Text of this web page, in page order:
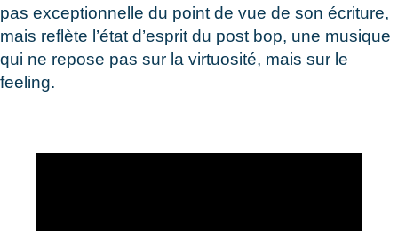
pas exceptionnelle du point de vue de son écriture,
mais reflète l’état d’esprit du post bop, une musique
qui ne repose pas sur la virtuosité, mais sur le
feeling.